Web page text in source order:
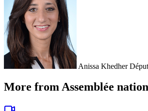
Anissa Khedher
More from Assemblée